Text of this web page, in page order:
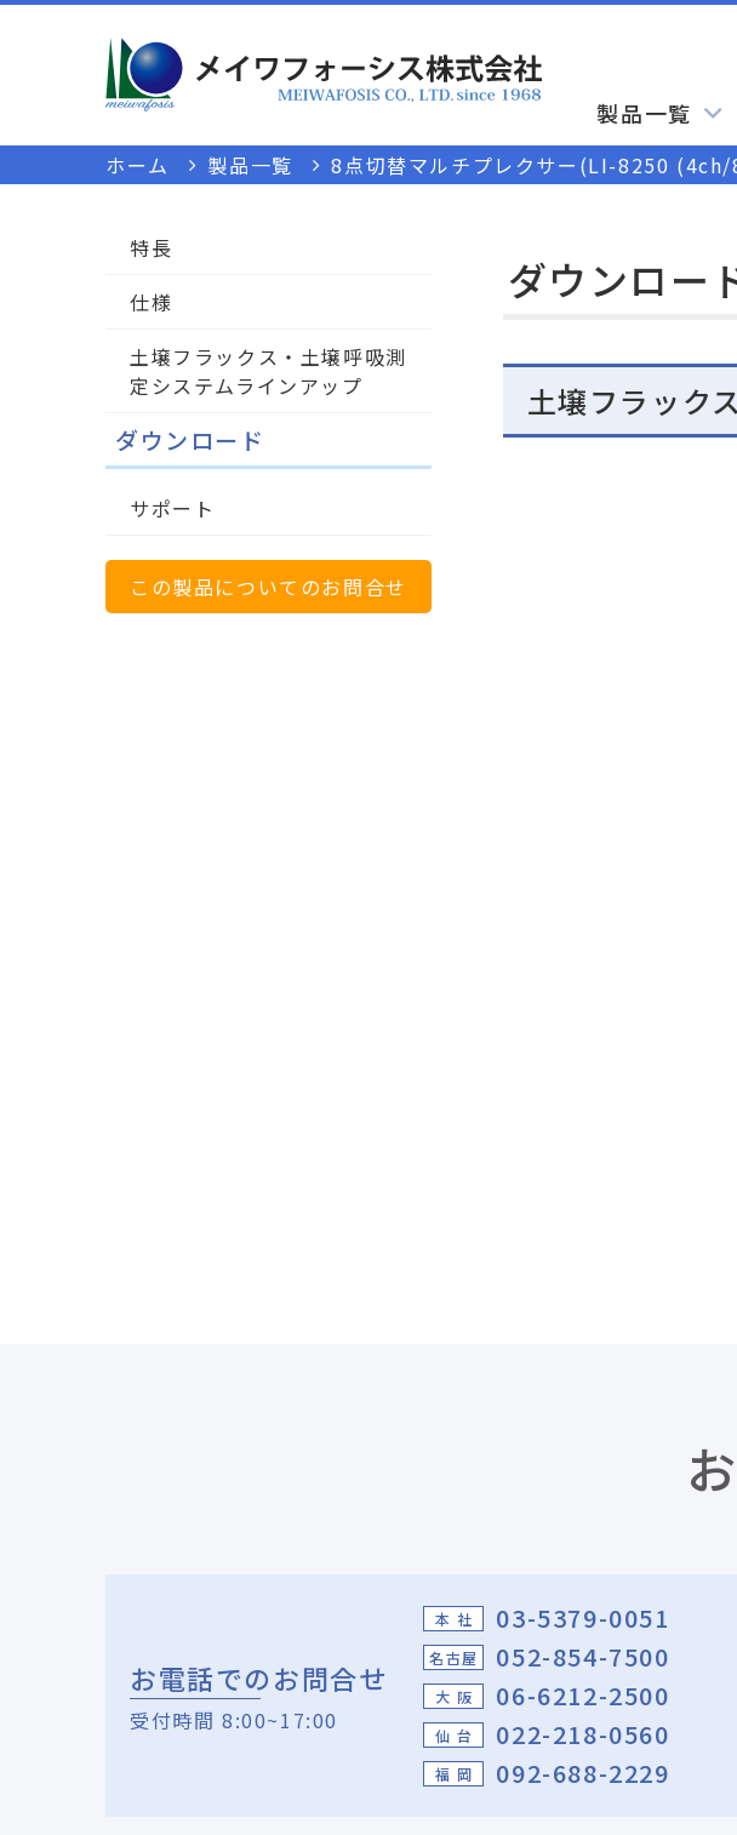
製品一覧
ホーム 製品一覧 8点切替マルチプレクサー(LI-8250
特長
仕様
土壌フラックス・土壌呼吸測
定システムラインアップ
ダウンロード
サポート
この製品についてのお問合せ
ダウンロー
土壌フラック
お電話でのお問合せ
受付時間 8:00~17:00
本 社 03-5379-0051
名古屋 052-854-7500
大 阪 06-6212-2500
仙 台 022-218-0560
福 岡 092-688-2229